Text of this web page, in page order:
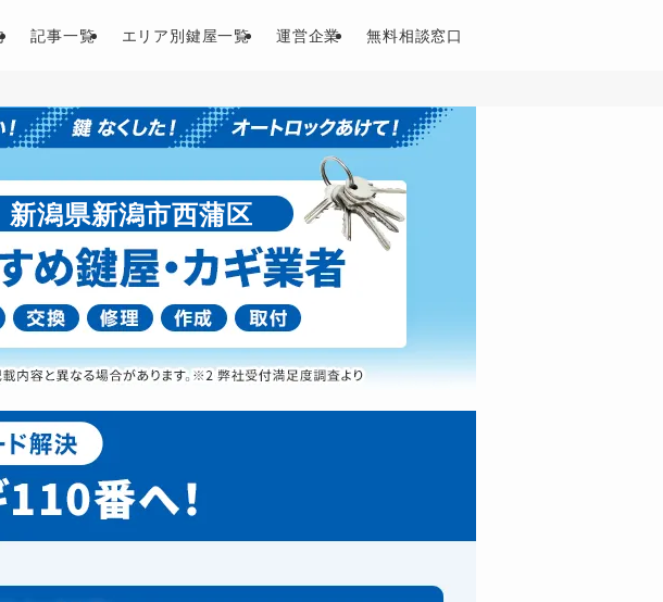
記事一覧 エリア別鍵屋一覧 運営企業 無料相談窓口
新潟県新潟市西蒲区